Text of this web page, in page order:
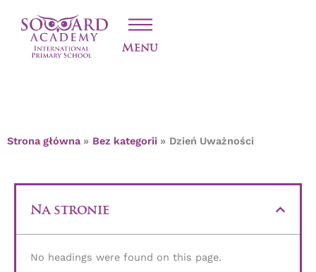
Menu
DZIEŃ UWAŻNOŚCI
Strona główna Bez kategorii Dzień Uważności
Na stronie
No headings were found on this page.